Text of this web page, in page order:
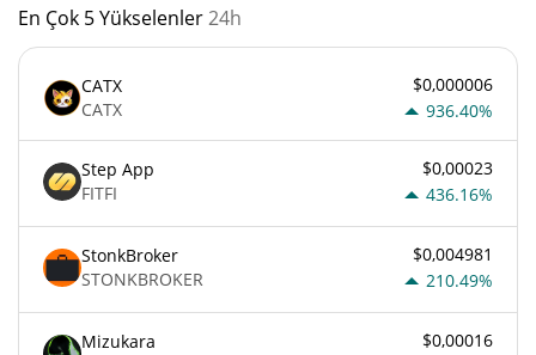
En Çok 5 Yükselenler24h
CATX
CATX
$0,000006
936.40%
Step App
FITFI
$0,00023
436.16%
StonkBroker
STONKBROKER
$0,004981
210.49%
Mizukara
$0,00016